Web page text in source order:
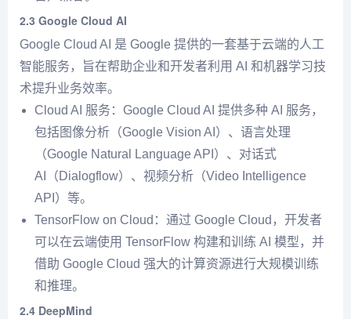
2.3 Google Cloud AI
Google Cloud AI 是 Google 提供的一套基于云端的人工
智能服务，旨在帮助企业和开发者利用 AI 和机器学习技
术提升业务效率。
Cloud AI 服务：Google Cloud AI 提供多种 AI 服务，
包括图像分析（Google Vision AI）、语言处理
（Google Natural Language API）、对话式
AI（Dialogflow）、视频分析（Video Intelligence
API）等。
TensorFlow on Cloud：通过 Google Cloud，开发者
可以在云端使用 TensorFlow 构建和训练 AI 模型，并
借助 Google Cloud 强大的计算资源进行大规模训练
和推理。
2.4 DeepMind